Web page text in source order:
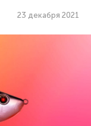
23 декабря 2021